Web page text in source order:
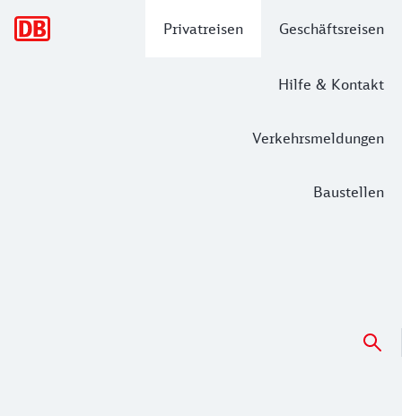
Privatreisen Geschäftsreisen
Hilfe & Kontakt
Verkehrsmeldungen
Baustellen